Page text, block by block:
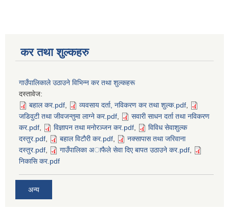
कर तथा शुल्कहरु
गाउँपालिकाले उठाउने विभिन्न कर तथा शुल्कहरू
दस्तावेज:
बहाल कर.pdf
व्यवसाय दर्ता, नविकरण कर तथा शुल्क.pdf
जडिवुटी तथा जीवजन्तुमा लाग्ने कर.pdf
सवारी साधन दर्ता तथा नविकरण
कर.pdf
विज्ञापन तथा मनोरञ्जन कर.pdf
विविध सेवाशुल्क
दस्तुर.pdf
बहाल विटाैरी कर.pdf
नक्सापास तथा जरिवाना
दस्तुर.pdf
गाउँपालिका अाफैले सेवा दिए बापत उठाउने कर.pdf
निकासि कर.pdf
अन्य